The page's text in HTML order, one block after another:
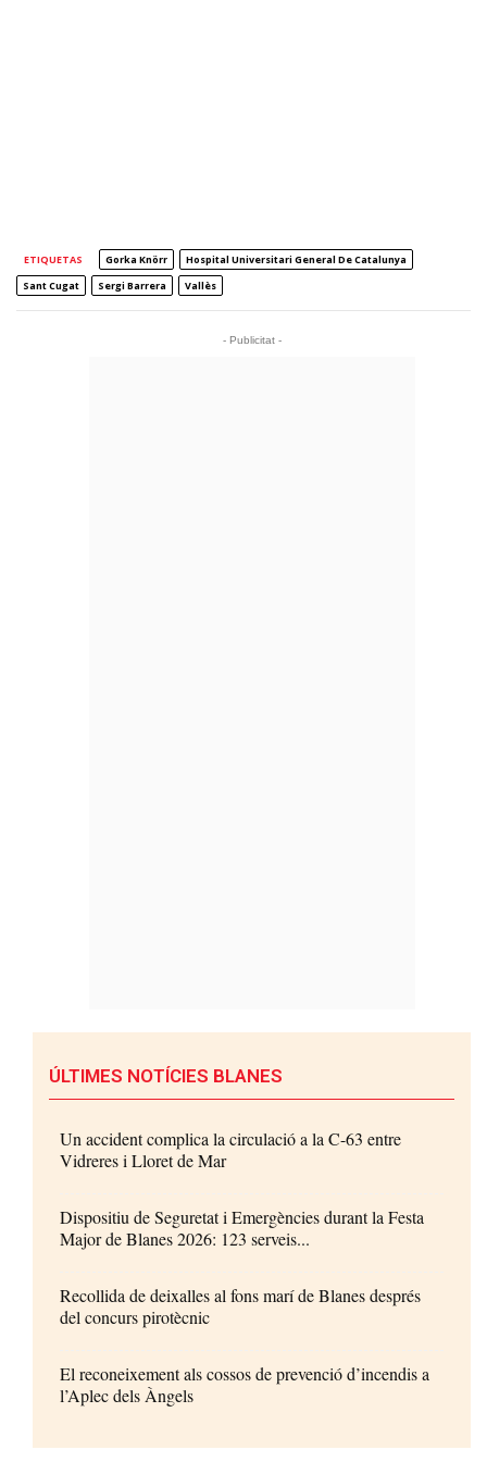
ETIQUETAS Gorka Knörr
Hospital Universitari General De Catalunya
Sant Cugat
Sergi Barrera Vallès
- Publicitat -
ÚLTIMES NOTÍCIES BLANES
Un accident complica la circulació a la C-63 entre
Vidreres i Lloret de Mar
Dispositiu de Seguretat i Emergències durant la Festa
Major de Blanes 2026: 123 serveis...
Recollida de deixalles al fons marí de Blanes després
del concurs pirotècnic
El reconeixement als cossos de prevenció d’incendis a
l’Aplec dels Àngels